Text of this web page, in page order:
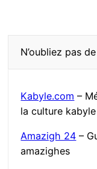
N’oubliez pas
Kabyle.com –
la culture
Amazigh 24 –
amazighes